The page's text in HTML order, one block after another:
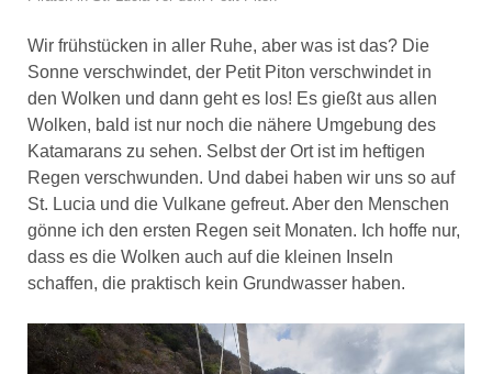
Wir frühstücken in aller Ruhe, aber was ist das? Die
Sonne verschwindet, der Petit Piton verschwindet in
den Wolken und dann geht es los! Es gießt aus allen
Wolken, bald ist nur noch die nähere Umgebung des
Katamarans zu sehen. Selbst der Ort ist im heftigen
Regen verschwunden. Und dabei haben wir uns so auf
St. Lucia und die Vulkane gefreut. Aber den Menschen
gönne ich den ersten Regen seit Monaten. Ich hoffe nur,
dass es die Wolken auch auf die kleinen Inseln
schaffen, die praktisch kein Grundwasser haben.